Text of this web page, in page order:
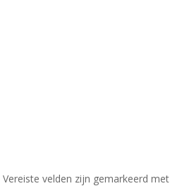
Vereiste velden zijn gemarkeerd met